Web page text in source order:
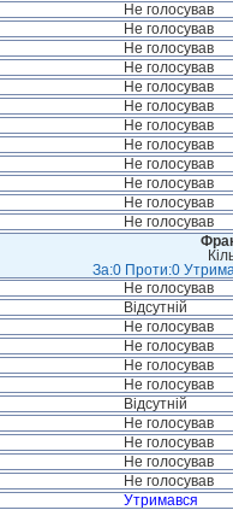
Не голосував
Не голосував
Не голосував
Не голосував
Не голосував
Не голосував
Не голосував
Не голосував
Не голосував
Не голосував
Не голосував
Не голосував
За:0 Проти:0
Не голосував
Відсутній
Не голосував
Не голосував
Не голосував
Не голосував
Відсутній
Не голосував
Не голосував
Не голосував
Не голосував
Утримався